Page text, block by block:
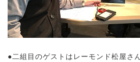
●二組目のゲストはレーモンド松屋さ